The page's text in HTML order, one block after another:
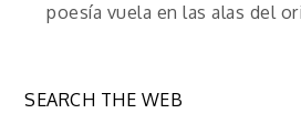
poesía vuela en las alas del
SEARCH THE WEB